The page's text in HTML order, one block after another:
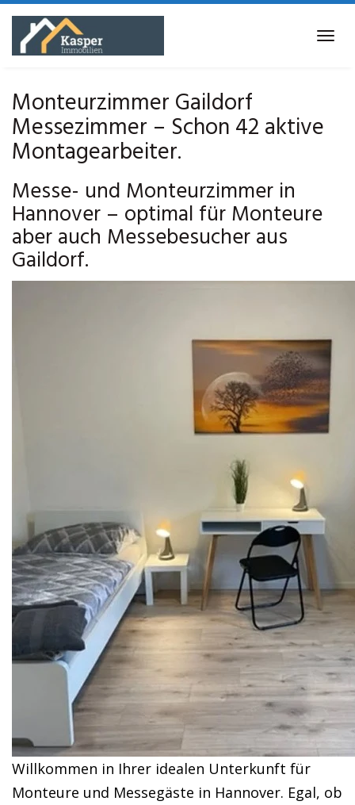
Skip
main
Monteurzimmer Gaildorf
Messezimmer – Schon 42 aktive
Montagearbeiter.
Messe- und Monteurzimmer in
Hannover – optimal für Monteure
aber auch Messebesucher aus
Gaildorf.
Willkommen in Ihrer idealen Unterkunft für
Monteure und Messegäste in Hannover. Egal, ob